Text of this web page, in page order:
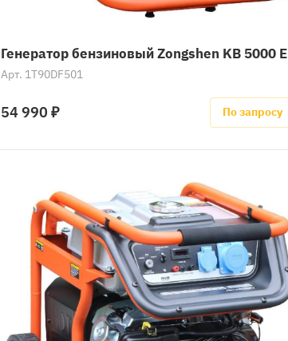
Генератор бензиновый Zongshen KB 5000 E
Арт. 1T90DF501
54 990 ₽ По запросу